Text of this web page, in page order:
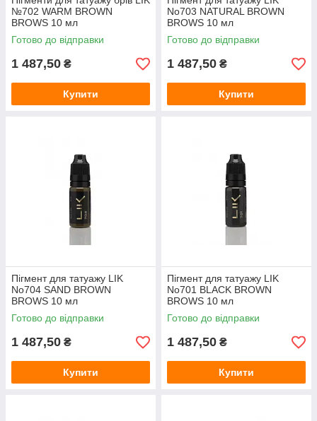
№702 WARM BROWN
BROWS 10 мл
Готово до відправки
1 487,50 ₴
Купити
No703 NATURAL BROWN
BROWS 10 мл
Готово до відправки
1 487,50 ₴
Купити
Пігмент для татуажу LIK
No704 SAND BROWN
BROWS 10 мл
Готово до відправки
1 487,50 ₴
Купити
Пігмент для татуажу LIK
No701 BLACK BROWN
BROWS 10 мл
Готово до відправки
1 487,50 ₴
Купити